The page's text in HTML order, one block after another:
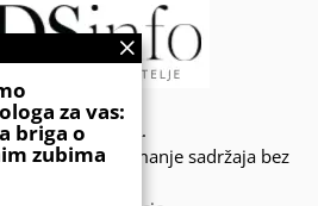
- KIDSINFO.BA.
preuzimanje sadržaja bez
izdavača.
za vas:
briga o
zubima